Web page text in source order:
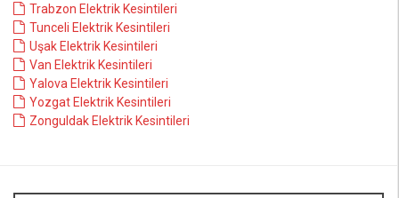
Trabzon Elektrik Kesintileri
Tunceli Elektrik Kesintileri
Uşak Elektrik Kesintileri
Van Elektrik Kesintileri
Yalova Elektrik Kesintileri
Yozgat Elektrik Kesintileri
Zonguldak Elektrik Kesintileri